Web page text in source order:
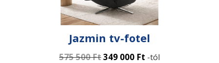
Jazmin tv-fotel
575 500Ft349 000 Ft -tól